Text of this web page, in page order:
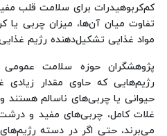
کم‌کربوهیدرات برای سلامت قلب
تفاوت میان آن‌ها، میزان چربی یا
مواد غذایی تشکیل‌دهنده رژیم
پژوهشگران حوزه سلامت عمومی
رژیم‌هایی که حاوی مقدار زیادی
حیوانی یا چربی‌های ناسالم هستند
غلات کامل، چربی‌های مفید و
می‌برند، حتی اگر در دسته